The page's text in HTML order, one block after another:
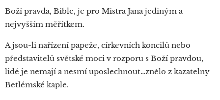
Boží pravda, Bible, je pro Mistra Jana jediným a
nejvyšším měřítkem.
A jsou-li nařízení papeže, církevních koncilů nebo
představitelů světské moci v rozporu s Boží pravdou,
lidé je nemají a nesmí uposlechnout…znělo z kazatelny
Betlémské kaple.